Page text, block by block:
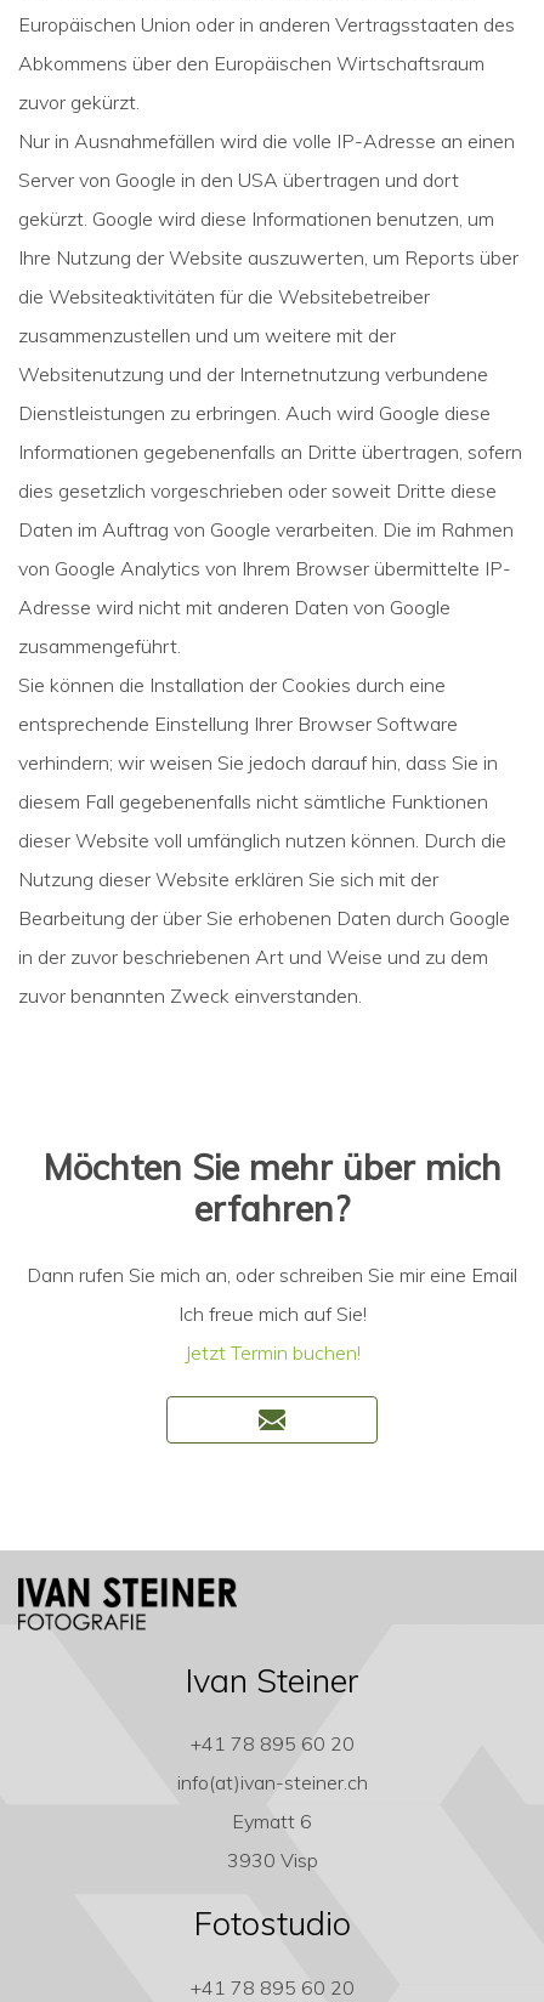
Europäischen Union oder in anderen Vertragsstaaten des
Abkommens über den Europäischen Wirtschaftsraum
zuvor gekürzt.
Nur in Ausnahmefällen wird die volle IP-Adresse an einen
Server von Google in den USA übertragen und dort
gekürzt. Google wird diese Informationen benutzen, um
Ihre Nutzung der Website auszuwerten, um Reports über
die Websiteaktivitäten für die Websitebetreiber
zusammenzustellen und um weitere mit der
Websitenutzung und der Internetnutzung verbundene
Dienstleistungen zu erbringen. Auch wird Google diese
Informationen gegebenenfalls an Dritte übertragen, sofern
dies gesetzlich vorgeschrieben oder soweit Dritte diese
Daten im Auftrag von Google verarbeiten. Die im Rahmen
von Google Analytics von Ihrem Browser übermittelte IP-
Adresse wird nicht mit anderen Daten von Google
zusammengeführt.
Sie können die Installation der Cookies durch eine
entsprechende Einstellung Ihrer Browser Software
verhindern; wir weisen Sie jedoch darauf hin, dass Sie in
diesem Fall gegebenenfalls nicht sämtliche Funktionen
dieser Website voll umfänglich nutzen können. Durch die
Nutzung dieser Website erklären Sie sich mit der
Bearbeitung der über Sie erhobenen Daten durch Google
in der zuvor beschriebenen Art und Weise und zu dem
zuvor benannten Zweck einverstanden.
Möchten Sie mehr über mich
erfahren?
Dann rufen Sie mich an, oder schreiben Sie mir eine Email
Ich freue mich auf Sie!
Jetzt Termin buchen!
Ivan Steiner
+41 78 895 60 20
info(at)ivan-steiner.ch
Eymatt 6
3930 Visp
Fotostudio
+41 78 895 60 20